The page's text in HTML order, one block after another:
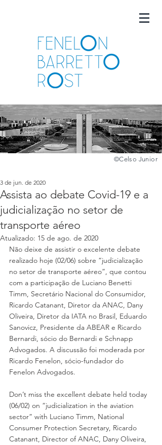
©️Celso Junior
Assista ao debate Covid-19 e a
judicialização no setor de
transporte aéreo
3 de jun. de 2020
Atualizado: 15 de ago. de 2020
Não deixe de assistir o excelente debate
realizado hoje (02/06) sobre “judicialização
no setor de transporte aéreo”, que contou
com a participação de Luciano Benetti
Timm, Secretário Nacional do Consumidor,
Ricardo Catanant, Diretor da ANAC, Dany
Oliveira, Diretor da IATA no Brasil, Eduardo
Sanovicz, Presidente da ABEAR e Ricardo
Bernardi, sócio do Bernardi e Schnapp
Advogados. A discussão foi moderada por
Ricardo Fenelon, sócio-fundador do
Fenelon Advogados.
Don’t miss the excellent debate held today
(06/02) on “judicialization in the aviation
sector” with Luciano Timm, National
Consumer Protection Secretary, Ricardo
Catanant, Director of ANAC, Dany Oliveira,